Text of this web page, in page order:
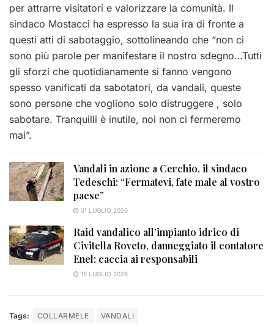
per attrarre visitatori e valorizzare la comunità. Il
sindaco Mostacci ha espresso la sua ira di fronte a
questi atti di sabotaggio, sottolineando che “non ci
sono più parole per manifestare il nostro sdegno…Tutti
gli sforzi che quotidianamente si fanno vengono
spesso vanificati da sabotatori, da vandali, queste
sono persone che vogliono solo distruggere , solo
sabotare. Tranquilli è inutile, noi non ci fermeremo
mai”.
Vandali in azione a Cerchio, il sindaco
Tedeschi: “Fermatevi, fate male al vostro
paese”
31 LUGLIO 2026
Raid vandalico all’impianto idrico di
Civitella Roveto, danneggiato il contatore
Enel: caccia ai responsabili
15 LUGLIO 2026
Tags: COLLARMELE VANDALI